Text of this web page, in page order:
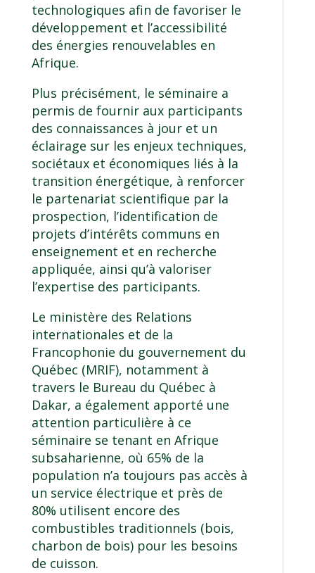
technologiques afin de favoriser le
développement et l’accessibilité
des énergies renouvelables en
Afrique.
Plus précisément, le séminaire a
permis de fournir aux participants
des connaissances à jour et un
éclairage sur les enjeux techniques,
sociétaux et économiques liés à la
transition énergétique, à renforcer
le partenariat scientifique par la
prospection, l’identification de
projets d’intérêts communs en
enseignement et en recherche
appliquée, ainsi qu’à valoriser
l’expertise des participants.
Le ministère des Relations
internationales et de la
Francophonie du gouvernement du
Québec (MRIF), notamment à
travers le Bureau du Québec à
Dakar, a également apporté une
attention particulière à ce
séminaire se tenant en Afrique
subsaharienne, où 65% de la
population n’a toujours pas accès à
un service électrique et près de
80% utilisent encore des
combustibles traditionnels (bois,
charbon de bois) pour les besoins
de cuisson.